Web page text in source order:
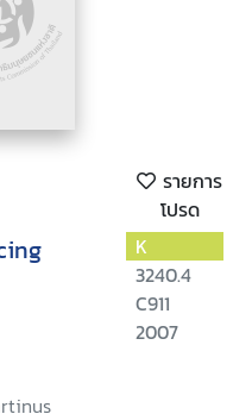
รายการ
โปรด
K
3240.4
C911
2007